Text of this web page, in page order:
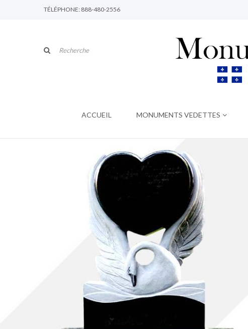
TÉLÉPHONE: 888-480-2556
ACCUEIL MONUMENTS VEDETTES